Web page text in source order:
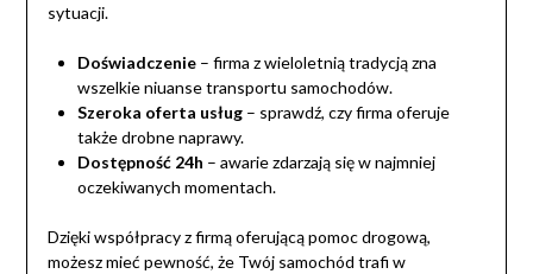
sytuacji.
Doświadczenie– firma z wieloletnią tradycją zna
wszelkie niuanse transportu samochodów.
Szeroka oferta usług– sprawdź, czy firma oferuje
także drobne naprawy.
Dostępność 24h – awarie zdarzają się w najmniej
oczekiwanych momentach.
Dzięki współpracy z firmą oferującą pomoc drogową,
możesz mieć pewność, że Twój samochód trafi w